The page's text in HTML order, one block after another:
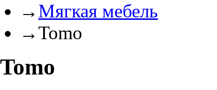
→ Мягкая мебель
→Tomo
Tomo